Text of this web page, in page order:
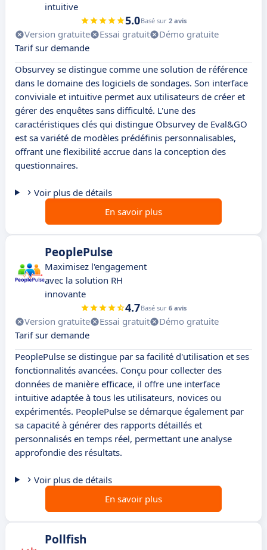
intuitive
5.0Basé sur 2 avis
Version gratuite Essai gratuit
Démo gratuite
Tarif sur demande
Obsurvey se distingue comme une solution de référence
dans le domaine des logiciels de sondages. Son interface
conviviale et intuitive permet aux utilisateurs de créer et
gérer des enquêtes sans difficulté. L'une des
caractéristiques clés qui distingue Obsurvey de Eval&GO
est sa variété de modèles prédéfinis personnalisables,
offrant une flexibilité accrue dans la conception des
questionnaires.
Voir plus de détails
En savoir plus
PeoplePulse
Maximisez l'engagement
avec la solution RH
innovante
4.7Basé sur 6 avis
Version gratuite Essai gratuit
Démo gratuite
Tarif sur demande
PeoplePulse se distingue par sa facilité d'utilisation et ses
fonctionnalités avancées. Conçu pour collecter des
données de manière efficace, il offre une interface
intuitive adaptée à tous les utilisateurs, novices ou
expérimentés. PeoplePulse se démarque également par
sa capacité à générer des rapports détaillés et
personnalisés en temps réel, permettant une analyse
approfondie des résultats.
Voir plus de détails
En savoir plus
Pollfish